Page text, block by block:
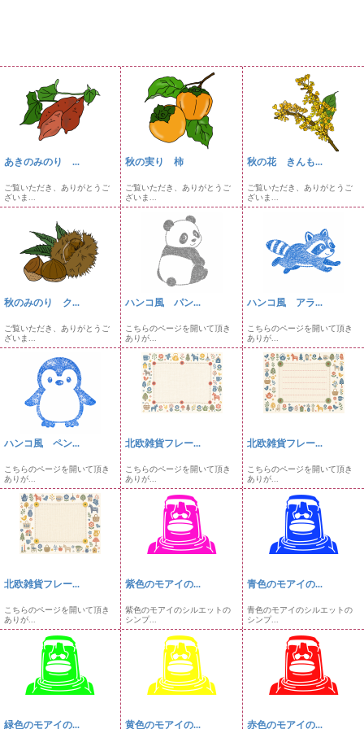
あきのみのり ...
ご覧いただき、ありがとうご
ざいま...
秋の実り 柿
ご覧いただき、ありがとうご
ざいま...
秋の花 きんも...
ご覧いただき、ありがとうご
ざいま...
秋のみのり ク...
ご覧いただき、ありがとうご
ざいま...
ハンコ風 パン...
こちらのページを開いて頂き
ありが...
ハンコ風 アラ...
こちらのページを開いて頂き
ありが...
ハンコ風 ペン...
こちらのページを開いて頂き
ありが...
北欧雑貨フレー...
こちらのページを開いて頂き
ありが...
北欧雑貨フレー...
こちらのページを開いて頂き
ありが...
北欧雑貨フレー...
こちらのページを開いて頂き
ありが...
紫色のモアイの...
紫色のモアイのシルエットの
シンプ...
青色のモアイの...
青色のモアイのシルエットの
シンプ...
緑色のモアイの... 黄色のモアイの... 赤色のモアイの...